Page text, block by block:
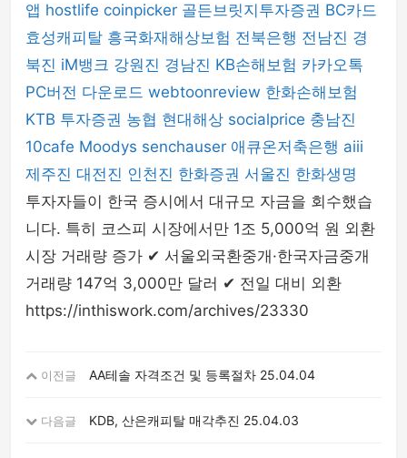
앱 hostlife coinpicker 골든브릿지투자증권 BC카드
효성캐피탈 흥국화재해상보험 전북은행 전남진 경
북진 iM뱅크 강원진 경남진 KB손해보험 카카오톡
PC버전 다운로드 webtoonreview 한화손해보험
KTB 투자증권 농협 현대해상 socialprice 충남진
10cafe Moodys senchauser 애큐온저축은행 aiii
제주진 대전진 인천진 한화증권 서울진 한화생명
투자자들이 한국 증시에서 대규모 자금을 회수했습
니다. 특히 코스피 시장에서만 1조 5,000억 원 외환
시장 거래량 증가 ✔ 서울외국환중개·한국자금중개
거래량 147억 3,000만 달러 ✔ 전일 대비 외환
https://inthiswork.com/archives/23330
이전글 AA테솔 자격조건 및 등록절차 25.04.04
다음글 KDB, 산은캐피탈 매각추진 25.04.03